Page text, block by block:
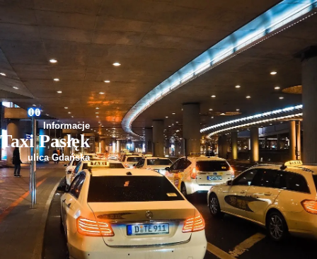
Informacje
Taxi Pasłęk
ulica Gdańska